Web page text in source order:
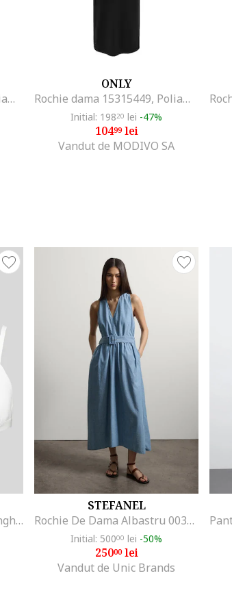
Rochie dama 15315449, Poliamida/Elastan, Negru, Negru
ONLY
Rochie dama 15315449, Poliamida/Elastan, Negru, Negru
Initial: 19820 lei -47%
10499lei
Vandut de MODIVO SA
Set de sutiene cu cupe triunghiulare si detaliu logo - 3 perechi, Alb/Negru/Gri melange
STEFANEL
Rochie De Dama Albastru 003570963
Initial: 50000 lei -50%
25000lei
Vandut de Unic Brands